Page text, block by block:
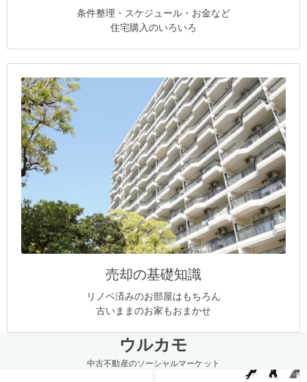
条件整理・スケジュール・お金など
住宅購入のいろいろ
売却の基礎知識
リノベ済みのお部屋はもちろん
古いままのお家もおまかせ
ウルカモ
中古不動産のソーシャルマーケット